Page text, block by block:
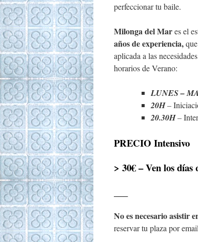
perfeccionar tu baile.
Milonga del Mares el
años de experiencia,
aplicada a las
horarios de Verano:
LUNES –
20H–
20.30H–
PRECIO Intensivo
> 30€ – Ven los
No es necesario asistir
reservar tu plaza por